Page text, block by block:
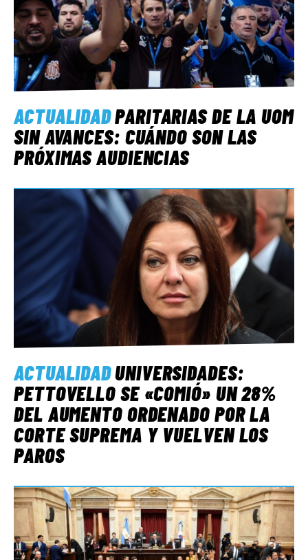
ACTUALIDADPARITARIAS DE LA UOM
SIN AVANCES: CUÁNDO SON LAS
PRÓXIMAS AUDIENCIAS
ACTUALIDADUNIVERSIDADES:
PETTOVELLO SE «COMIÓ» UN 28%
DEL AUMENTO ORDENADO POR LA
CORTE SUPREMA Y VUELVEN LOS
PAROS